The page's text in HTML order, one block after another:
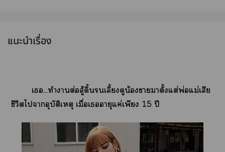
แนะนำเรื่อง
เ...ทำาต่อสู้ดิ้นรนเลี้ยงดูน้องาาตั้งแต่พ่อแม่เสีย
ชีวิตไาอุบัติเหตุ เมื่อเอายุแค่เพียง 15 ปี